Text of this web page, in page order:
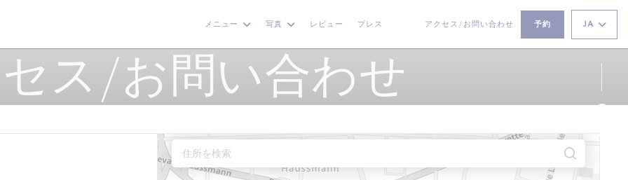
メニュー 写真 レビュー プレス
((新しいウィンドウで開きます))
((新しいウィンドウで開きます))
アクセス/お問い合わせ 予約 JA
ス/お問い合わせ